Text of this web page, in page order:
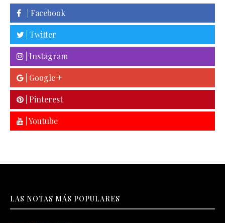
| Facebook
| Twitter
| Instagram
| Google +
| Pinterest
| Youtube
LAS NOTAS MÁS POPULARES